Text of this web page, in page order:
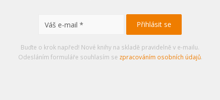
Buďte o krok napřed! Nové knihy na skladě pravidelně v e-mailu.
Odesláním formuláře souhlasím se zpracováním osobních údajů.